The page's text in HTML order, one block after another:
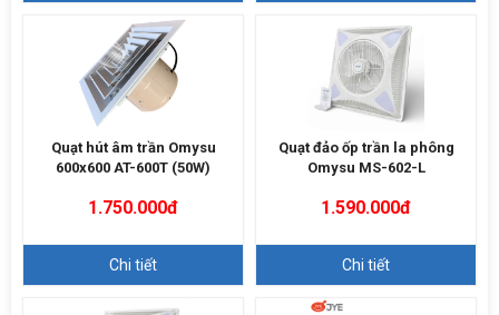
Quạt hút âm trần Omysu
600x600 AT-600T (50W)
1.750.000đ
Chi tiết
Quạt đảo ốp trần la phông
Omysu MS-602-L
1.590.000đ
Chi tiết